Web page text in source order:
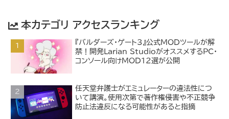
本カテゴリ アクセスランキング
『バルダーズ・ゲート3』公式MODツールが解
禁！開発Larian StudioがオススメするPC・
コンソール向けMOD12選が公開
任天堂弁護士がエミュレーターの違法性につ
いて講演。使用次第で著作権侵害や不正競争
防止法違反になる可能性があると指摘